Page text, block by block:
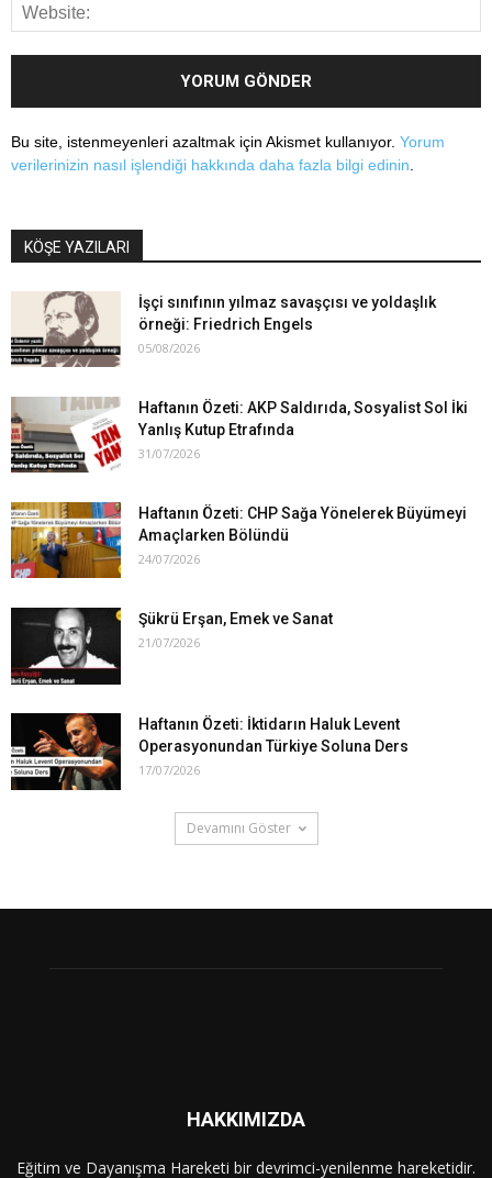
Bu site, istenmeyenleri azaltmak için Akismet kullanıyor. Yorum
verilerinizin nasıl işlendiği hakkında daha fazla bilgi edinin
KÖŞE YAZILARI
İşçi sınıfının yılmaz savaşçısı ve yoldaşlık
örneği: Friedrich Engels
05/08/2026
Haftanın Özeti: AKP Saldırıda, Sosyalist Sol İki
Yanlış Kutup Etrafında
31/07/2026
Haftanın Özeti: CHP Sağa Yönelerek Büyümeyi
Amaçlarken Bölündü
24/07/2026
Şükrü Erşan, Emek ve Sanat
21/07/2026
Haftanın Özeti: İktidarın Haluk Levent
Operasyonundan Türkiye Soluna Ders
17/07/2026
Devamını Göster
HAKKIMIZDA
Eğitim ve Dayanışma Hareketi bir devrimci-yenilenme hareketidir.